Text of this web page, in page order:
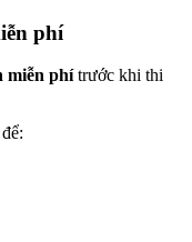
phí
miễn phítrước khi thi